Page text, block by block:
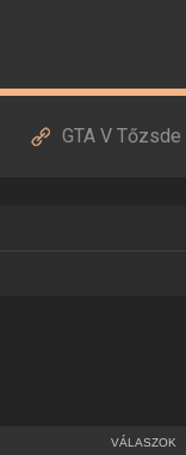
GTA V Tőzsde
VÁLASZOK